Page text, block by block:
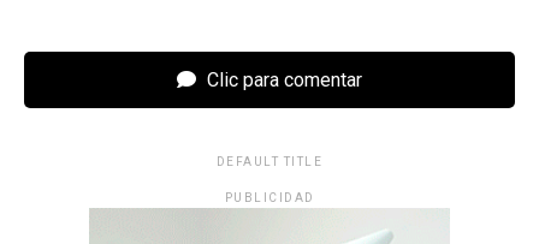
Clic para comentar
DEFAULT TITLE
PUBLICIDAD